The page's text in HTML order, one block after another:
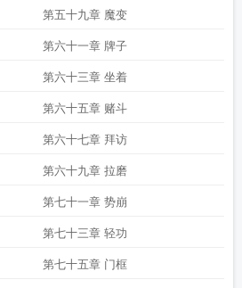
第五十九章 魔变
第六十一章 牌子
第六十三章 坐着
第六十五章 赌斗
第六十七章 拜访
第六十九章 拉磨
第七十一章 势崩
第七十三章 轻功
第七十五章 门框